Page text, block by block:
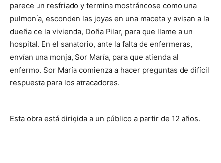
parece un resfriado y termina mostrándose como una
pulmonía, esconden las joyas en una maceta y avisan a la
dueña de la vivienda, Doña Pilar, para que llame a un
hospital. En el sanatorio, ante la falta de enfermeras,
envían una monja, Sor María, para que atienda al
enfermo. Sor María comienza a hacer preguntas de difícil
respuesta para los atracadores.
Esta obra está dirigida a un público a partir de 12 años.